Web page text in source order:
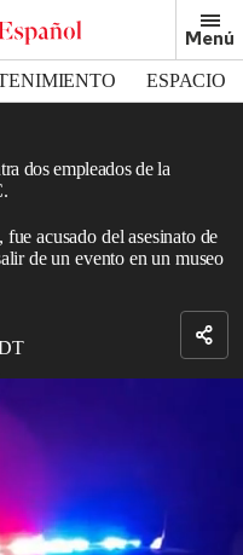
Menú
ESPACIO
dos empleados de la
acusado del asesinato de
de un evento en un museo
murieron dos empleados
D. C.
en Washington D. C.
en un museo judío.